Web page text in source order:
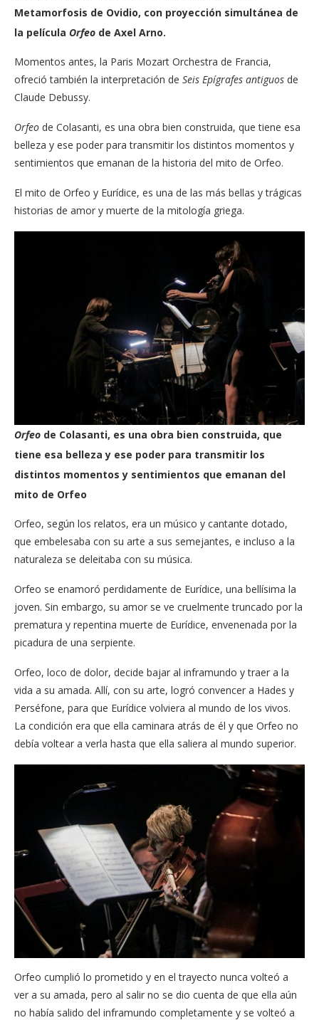
Metamorfosis de Ovidio, con proyección simultánea de
la película Orfeo de Axel Arno.
Momentos antes, la Paris Mozart Orchestra de Francia,
ofreció también la interpretación de Seis Epígrafes antiguos de
Claude Debussy.
Orfeo de Colasanti, es una obra bien construida, que tiene esa
belleza y ese poder para transmitir los distintos momentos y
sentimientos que emanan de la historia del mito de Orfeo.
El mito de Orfeo y Eurídice, es una de las más bellas y trágicas
historias de amor y muerte de la mitología griega.
Orfeo de Colasanti, es una obra bien construida, que
tiene esa belleza y ese poder para transmitir los
distintos momentos y sentimientos que emanan del
mito de Orfeo
Orfeo, según los relatos, era un músico y cantante dotado,
que embelesaba con su arte a sus semejantes, e incluso a la
naturaleza se deleitaba con su música.
Orfeo se enamoró perdidamente de Eurídice, una bellísima la
joven. Sin embargo, su amor se ve cruelmente truncado por la
prematura y repentina muerte de Eurídice, envenenada por la
picadura de una serpiente.
Orfeo, loco de dolor, decide bajar al inframundo y traer a la
vida a su amada. Allí, con su arte, logró convencer a Hades y
Perséfone, para que Eurídice volviera al mundo de los vivos.
La condición era que ella caminara atrás de él y que Orfeo no
debía voltear a verla hasta que ella saliera al mundo superior.
Orfeo cumplió lo prometido y en el trayecto nunca volteó a
ver a su amada, pero al salir no se dio cuenta de que ella aún
no había salido del inframundo completamente y se volteó a